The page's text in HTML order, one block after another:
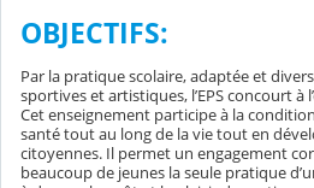
OBJECTIFS:
Par la pratique scolaire, adaptée et
sportives et artistiques, l’EPS concourt à
Cet enseignement participe à la
santé tout au long de la vie tout en
citoyennes. Il permet un engagement
beaucoup de jeunes la seule pratique